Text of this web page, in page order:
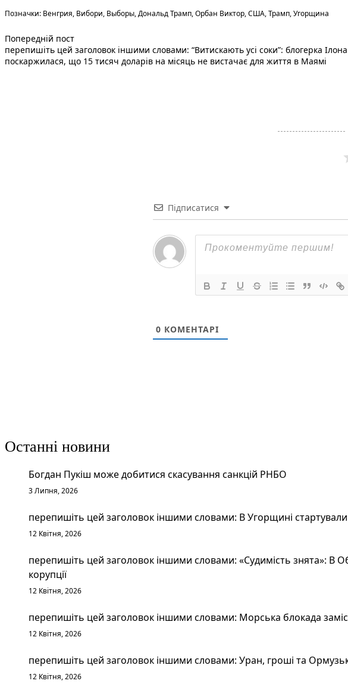
Теги:
Позначки: Венгрия, Вибори, Выборы,Дональд Трамп,Орбан Виктор,США,Трамп,Угорщина
Навігація
записів
Попередній постПопередній запис:
перепишіть цей заголовок іншими словами: “Витискають усі соки”: блогерка
поскаржилася, що 15 тисяч доларів на місяць не вистачає для життя в Маямі
Підписатися
0 КОМЕНТАРІ
Останні новини
Богдан Пукіш може добитися скасування санкцій РНБО
3 Липня, 2026
перепишіть цей заголовок іншими словами: В Угорщині
12 Квітня, 2026
перепишіть цей заголовок іншими словами: «Судимість знята»: В
корупції
12 Квітня, 2026
перепишіть цей заголовок іншими словами: Морська блокада
12 Квітня, 2026
перепишіть цей заголовок іншими словами: Уран, гроші та
12 Квітня, 2026